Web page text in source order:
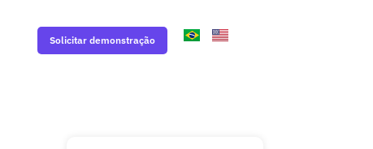
Solicitar demonstração